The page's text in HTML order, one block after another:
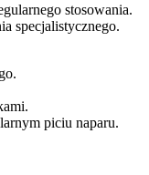
stosowania.
specjalistycznego.
piciu naparu.